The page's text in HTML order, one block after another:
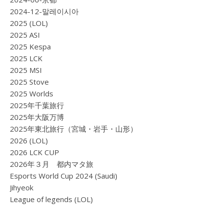
2024-12-말레이시아
2025 (LOL)
2025 ASI
2025 Kespa
2025 LCK
2025 MSI
2025 Stove
2025 Worlds
2025年千葉旅行
2025年大阪万博
2025年東北旅行（宮城・岩手・山形）
2026 (LOL)
2026 LCK CUP
2026年３月 都内マタ旅
Esports World Cup 2024 (Saudi)
Jihyeok
League of legends (LOL)